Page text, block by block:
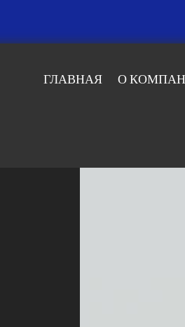
ГЛАВНАЯ О